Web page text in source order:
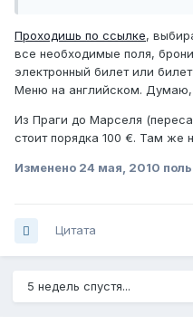
Проходишь по ссылке,
все необходимые поля,
электронный билет или
Меню на английском. Думаю,
Из Праги до Марселя
стоит порядка 100 €. Там же
Изменено 24 мая, 2010
Цитата
5 недель спустя...